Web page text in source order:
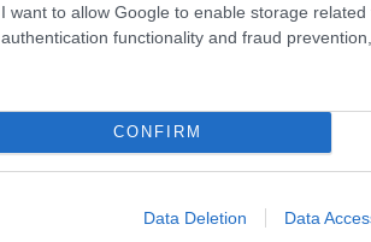
I want to allow Google to enable storage
authentication functionality and fraud
CONFIRM
Data Deletion Data